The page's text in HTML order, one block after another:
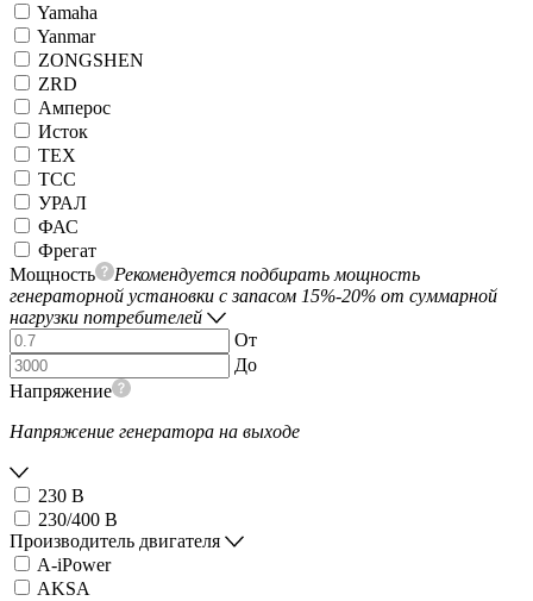
Yamaha
Yanmar
ZONGSHEN
ZRD
Амперос
Исток
ТЕХ
ТСС
УРАЛ
ФАС
Фрегат
Мощность
Рекомендуется подбирать мощность
генераторной установки с запасом 15%-20% от суммарной
нагрузки потребителей
От
До
Напряжение
Напряжение генератора на выходе
230 В
230/400 В
Производитель двигателя
A-iPower
AKSA